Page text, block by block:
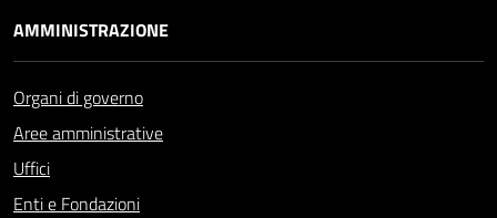
AMMINISTRAZIONE
Organi di governo
Aree amministrative
Uffici
Enti e Fondazioni